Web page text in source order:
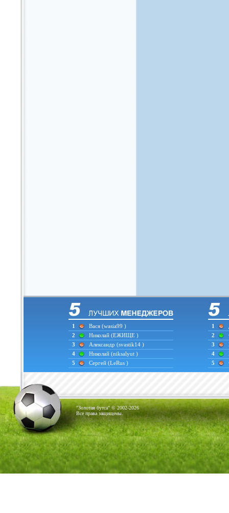
1 Вася (wasia99 )
2
Николай (ЕЖИЩЕ )
3
Александр (svastik14 )
4
Николай (niksalyut )
5
Сергей (LeRus )
1
2
3
4
5
"Золотая бутса" © 2002-2026
Все права защищены.